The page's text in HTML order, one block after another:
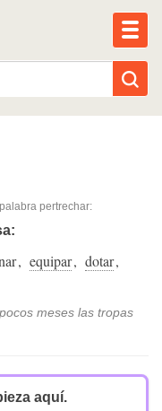
IA
pertrechar:
, equipar, dotar,
meses las tropas
aquí.